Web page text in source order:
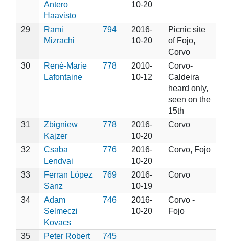
Antero
Haavisto
10-20
29
Rami
Mizrachi
794
2016-
10-20
Picnic site
of Fojo,
Corvo
30
René-Marie
Lafontaine
778
2010-
10-12
Corvo-
Caldeira
heard only,
seen on the
15th
31
Zbigniew
Kajzer
778
2016-
10-20
Corvo
32
Csaba
Lendvai
776
2016-
10-20
Corvo, Fojo
33
Ferran López
Sanz
769
2016-
10-19
Corvo
34
Adam
Selmeczi
Kovacs
746
2016-
10-20
Corvo -
Fojo
35
Peter Robert
745